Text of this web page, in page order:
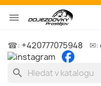

☎: +420777075948 ✉:
search